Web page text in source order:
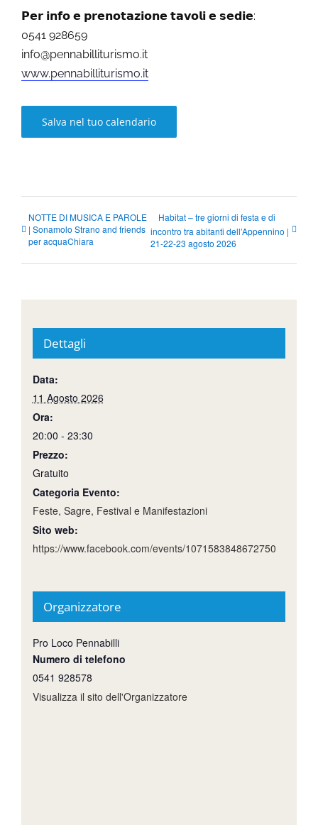
𝗣𝗲𝗿 𝗶𝗻𝗳𝗼 𝗲 𝗽𝗿𝗲𝗻𝗼𝘁𝗮𝘇𝗶𝗼𝗻𝗲 𝘁𝗮𝘃𝗼𝗹𝗶 𝗲 𝘀𝗲𝗱𝗶𝗲:
0541 928659
info@pennabilliturismo.it
www.pennabilliturismo.it
Salva nel tuo calendario
NOTTE DI MUSICA E PAROLE
| Sonamolo Strano and friends
per acquaChiara
Habitat – tre giorni di festa e di
incontro tra abitanti dell’Appennino |
21-22-23 agosto 2026
Dettagli
Data:
11 Agosto 2026
Ora:
20:00 - 23:30
Prezzo:
Gratuito
Categoria Evento:
Feste, Sagre, Festival e Manifestazioni
Sito web:
https://www.facebook.com/events/1071583848672750
Organizzatore
Pro Loco Pennabilli
Numero di telefono
0541 928578
Visualizza il sito dell'Organizzatore